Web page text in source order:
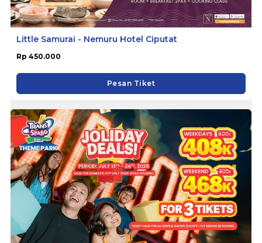
Little Samurai - Nemuru Hotel Ciputat
Rp 450.000
Pesan Tiket